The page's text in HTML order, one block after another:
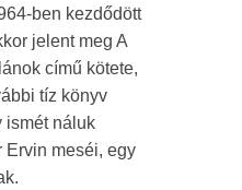
ben kezdődött
jelent meg A
című kötete,
tíz könyv
ismét náluk
Ervin meséi, egy